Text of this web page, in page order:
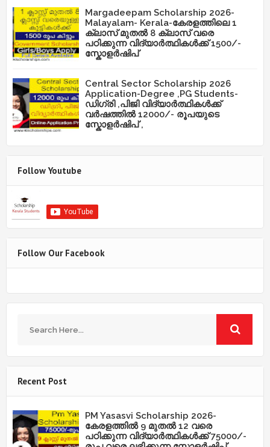
Margadeepam Scholarship 2026-
Malayalam- Kerala-കേരളത്തിലെ 1
ക്ലാസ് മുതൽ 8 ക്ലാസ് വരെ
പഠിക്കുന്ന വിദ്യാർത്ഥികൾക്ക് 1500/-
സ്കോളർഷിപ്
Central Sector Scholarship 2026
Application-Degree ,PG Students-
ഡിഗ്രി ,പിജി വിദ്യാർത്ഥികൾക്ക്
വർഷത്തിൽ 12000/- രൂപയുടെ
സ്കോളർഷിപ് ,
Follow Youtube
Follow Our Facebook
Recent Post
PM Yasasvi Scholarship 2026-
കേരളത്തിൽ 9 മുതൽ 12 വരെ
പഠിക്കുന്ന വിദ്യാർത്ഥികൾക്ക് 75000/-